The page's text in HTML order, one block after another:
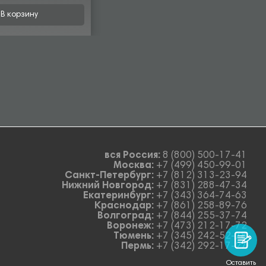
В корзину
вся Россия: 8 (800) 500-17-41
Москва: +7 (499) 450-99-01
Санкт-Петербург: +7 (812) 313-23-94
Нижний Новгород: +7 (831) 288-47-34
Екатеринбург: +7 (343) 364-74-63
Краснодар: +7 (861) 258-89-76
Волгоград: +7 (844) 255-37-74
Воронеж: +7 (473) 212-17-72
Тюмень: +7 (345) 242-52-78
Пермь: +7 (342) 292-17-27
Оставить